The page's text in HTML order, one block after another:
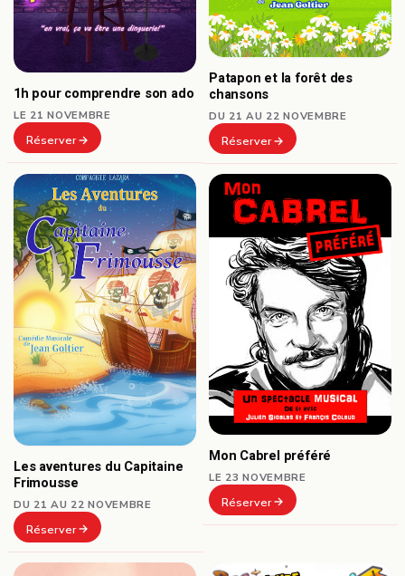
1h pour comprendre son ado
LE 21 NOVEMBRE
Réserver
Patapon et la forêt des
chansons
DU 21 AU 22 NOVEMBRE
Réserver
Les aventures du Capitaine
Frimousse
DU 21 AU 22 NOVEMBRE
Réserver
Mon Cabrel préféré
LE 23 NOVEMBRE
Réserver